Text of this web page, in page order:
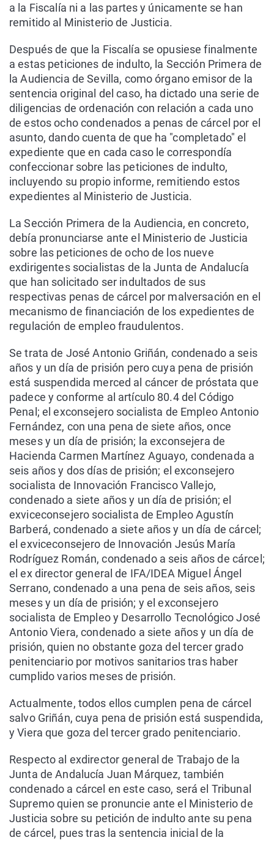
a la Fiscalía ni a las partes y únicamente se han
remitido al Ministerio de Justicia.
Después de que la Fiscalía se opusiese finalmente
a estas peticiones de indulto, la Sección Primera de
la Audiencia de Sevilla, como órgano emisor de la
sentencia original del caso, ha dictado una serie de
diligencias de ordenación con relación a cada uno
de estos ocho condenados a penas de cárcel por el
asunto, dando cuenta de que ha "completado" el
expediente que en cada caso le correspondía
confeccionar sobre las peticiones de indulto,
incluyendo su propio informe, remitiendo estos
expedientes al Ministerio de Justicia.
La Sección Primera de la Audiencia, en concreto,
debía pronunciarse ante el Ministerio de Justicia
sobre las peticiones de ocho de los nueve
exdirigentes socialistas de la Junta de Andalucía
que han solicitado ser indultados de sus
respectivas penas de cárcel por malversación en el
mecanismo de financiación de los expedientes de
regulación de empleo fraudulentos.
Se trata de José Antonio Griñán, condenado a seis
años y un día de prisión pero cuya pena de prisión
está suspendida merced al cáncer de próstata que
padece y conforme al artículo 80.4 del Código
Penal; el exconsejero socialista de Empleo Antonio
Fernández, con una pena de siete años, once
meses y un día de prisión; la exconsejera de
Hacienda Carmen Martínez Aguayo, condenada a
seis años y dos días de prisión; el exconsejero
socialista de Innovación Francisco Vallejo,
condenado a siete años y un día de prisión; el
exviceconsejero socialista de Empleo Agustín
Barberá, condenado a siete años y un día de cárcel;
el exviceconsejero de Innovación Jesús María
Rodríguez Román, condenado a seis años de cárcel;
el ex director general de IFA/IDEA Miguel Ángel
Serrano, condenado a una pena de seis años, seis
meses y un día de prisión; y el exconsejero
socialista de Empleo y Desarrollo Tecnológico José
Antonio Viera, condenado a siete años y un día de
prisión, quien no obstante goza del tercer grado
penitenciario por motivos sanitarios tras haber
cumplido varios meses de prisión.
Actualmente, todos ellos cumplen pena de cárcel
salvo Griñán, cuya pena de prisión está suspendida,
y Viera que goza del tercer grado penitenciario.
Respecto al exdirector general de Trabajo de la
Junta de Andalucía Juan Márquez, también
condenado a cárcel en este caso, será el Tribunal
Supremo quien se pronuncie ante el Ministerio de
Justicia sobre su petición de indulto ante su pena
de cárcel, pues tras la sentencia inicial de la